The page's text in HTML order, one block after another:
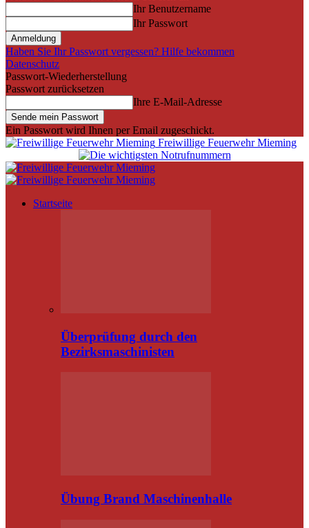
Ihr Benutzername
Ihr Passwort
Haben Sie Ihr Passwort vergessen? Hilfe bekommen
Datenschutz
Passwort-Wiederherstellung
Passwort zurücksetzen
Ihre E-Mail-Adresse
Ein Passwort wird Ihnen per Email zugeschickt.
Freiwillige Feuerwehr Mieming
Startseite
Überprüfung durch den
Bezirksmaschinisten
Übung Brand Maschinenhalle